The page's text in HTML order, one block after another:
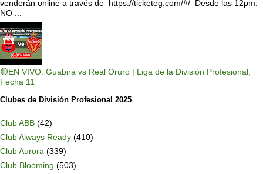
venderán online a través de https://ticketeg.com/#/ Desde las 12pm.
NO ...
🔴EN VIVO: Guabirá vs Real Oruro | Liga de la División Profesional,
Fecha 11
Clubes de División Profesional 2025
Club ABB (42)
Club Always Ready (410)
Club Aurora (339)
Club Blooming (503)